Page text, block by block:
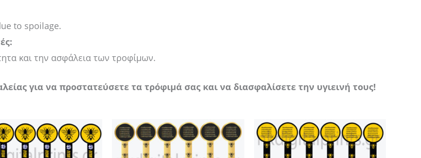
to spoilage.
και την ασφάλεια των τροφίμων.
για να προστατεύσετε τα τρόφιμά σας και να διασφαλίσετε την υγιεινή τους!